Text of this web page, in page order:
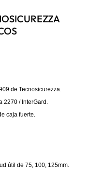
€
de Tecnosicurezza.
2270 / InterGard.
caja fuerte.
útil de 75, 100, 125mm.